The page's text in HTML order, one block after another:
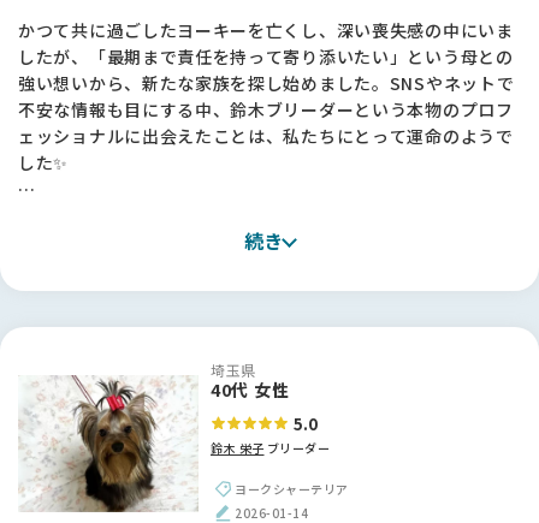
が、BFさんはそんな不安を解消してくれました。
・情報の透明性： サイト内で取材記事やエピソードをしっかり
読み込めたので、鈴木さんの活動内容や親犬の様子が事前に分
かり、安心してご連絡できました。写真でこの子に「一目惚
れ」したのも、BFさんで発掘できたおかげです！
・信頼の架け橋： 審査をクリアした信頼できる方が間に入って
紹介してくれる仕組みは、私のように「人が信頼できないとお
「最後は人柄で決めたい」と思っていた私にとって、鈴木さん
や吉村さんのような真摯な方々を発掘できるこのサイトは、最
かつて共に過ごしたヨーキーを亡くし、深い喪失感の中にいま
したが、「最期まで責任を持って寄り添いたい」という母との
強い想いから、新たな家族を探し始めました。SNSやネットで
不安な情報も目にする中、鈴木ブリーダーという本物のプロフ
ェッショナルに出会えたことは、私たちにとって運命のようで
した✨
オン犬たちがのびのびと、そして愛情たっぷりに育てられてい
い」という鈴木さんの揺るぎない信念に触れ、この方からお迎
お迎えまでの約1ヶ月間、毎日のように写真や動画を送ってく
ださったおかげで、天海（あまみ）と乙藤女（おとめ）の成長
を一緒に見守る幸せな時間を過ごせました。当日いただいた丁
寧なアドバイスや、憧れの鈴木さんにいただいたサインは一生
の宝物です！お迎えした2頭は驚くほど賢く、トイレも完璧
で、愛情深く育てていただいたことが日々伝わってきます🐶💕
続き
埼玉県
40代 女性
5.0
鈴木 栄子 ブリーダー
ヨークシャーテリア
2026-01-14